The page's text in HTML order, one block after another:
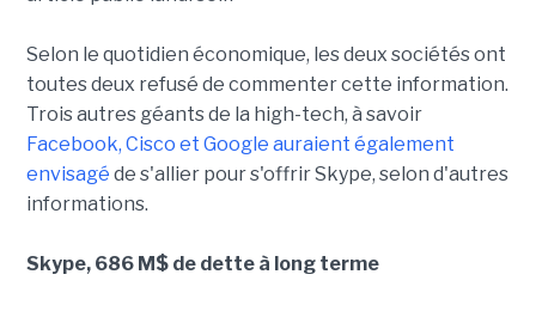
Selon le quotidien économique, les deux sociétés ont
toutes deux refusé de commenter cette information.
Trois autres géants de la high-tech, à savoir
Facebook, Cisco et Google auraient également
envisagé de s'allier pour s'offrir Skype, selon d'autres
informations.
Skype, 686 M$ de dette à long terme